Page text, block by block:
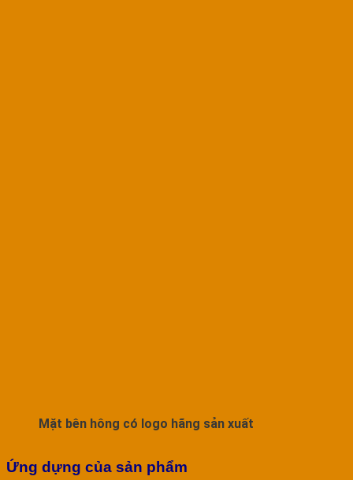
Mặt bên hông có logo hãng sản xuất
Ứng dựng của sản phẩm